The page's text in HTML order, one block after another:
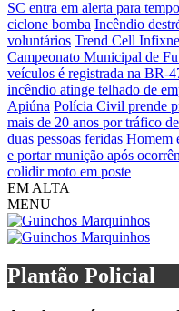
SC entra em alerta para
ciclone bomba Incêndio
voluntários Trend Cell
Campeonato Municipal de
veículos é registrada na BR-
incêndio atinge telhado de
Apiúna Polícia Civil prende
mais de 20 anos por tráfico
duas pessoas feridas Homem
e portar munição após
colidir moto em poste
EM ALTA
MENU
Plantão Policial